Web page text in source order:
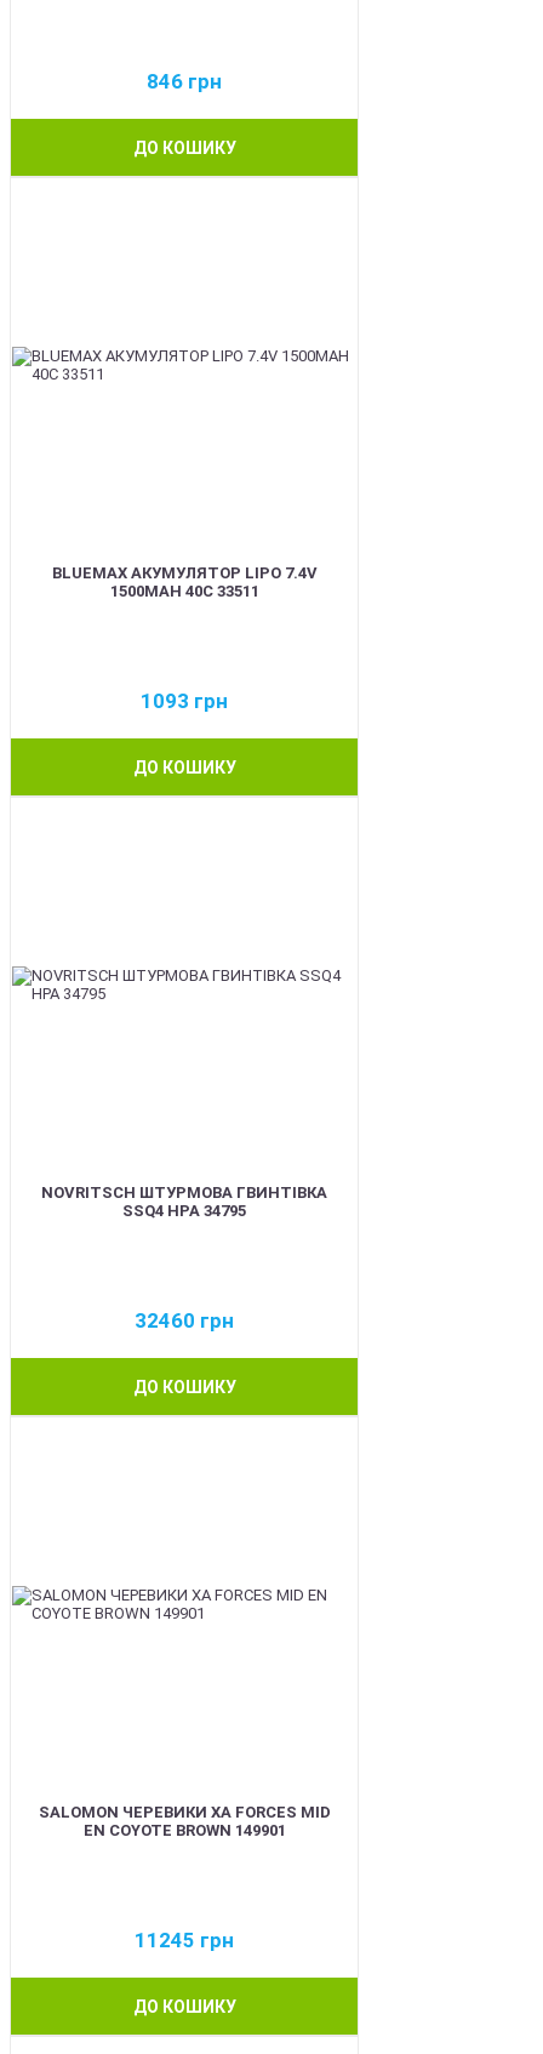
846 грн
ДО КОШИКУ
BLUEMAX АКУМУЛЯТОР LIPO 7.4V
1500MAH 40C 33511
1093 грн
ДО КОШИКУ
NOVRITSCH ШТУРМОВА ГВИНТІВКА
SSQ4 HPA 34795
32460 грн
ДО КОШИКУ
SALOMON ЧЕРЕВИКИ XA FORCES MID
EN COYOTE BROWN 149901
11245 грн
ДО КОШИКУ